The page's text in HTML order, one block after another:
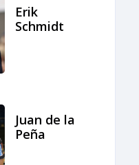
Erik
Schmidt
Juan de la
Peña